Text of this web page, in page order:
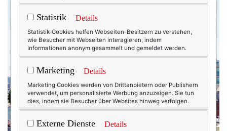
Statistik Details
Statistik-Cookies helfen Webseiten-Besitzern zu verstehen,
wie Besucher mit Webseiten interagieren, indem
Informationen anonym gesammelt und gemeldet werden.
Marketing Details
Marketing Cookies werden von Drittanbietern oder Publishern
verwendet, um personalisierte Werbung anzuzeigen. Sie tun
dies, indem sie Besucher über Websites hinweg verfolgen.
Externe Dienste Details